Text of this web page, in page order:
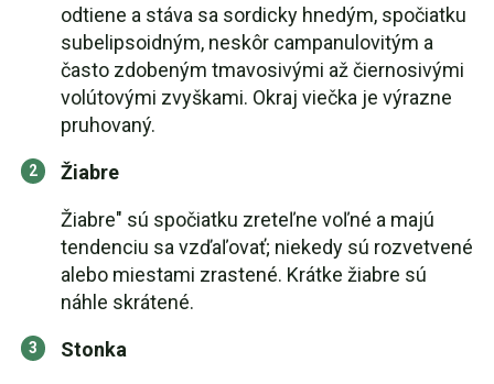
odtiene a stáva sa sordicky hnedým, spočiatku
subelipsoidným, neskôr campanulovitým a
často zdobeným tmavosivými až čiernosivými
volútovými zvyškami. Okraj viečka je výrazne
pruhovaný.
Žiabre
Žiabre" sú spočiatku zreteľne voľné a majú
tendenciu sa vzďaľovať; niekedy sú rozvetvené
alebo miestami zrastené. Krátke žiabre sú
náhle skrátené.
Stonka